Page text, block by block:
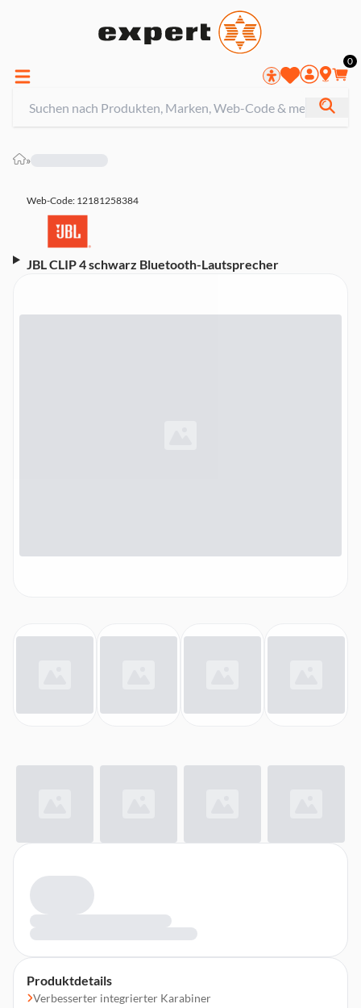
0
»
Web-Code: 12181258384
JBL CLIP 4 schwarz Bluetooth-Lautsprecher
Produktdetails
Verbesserter integrierter Karabiner